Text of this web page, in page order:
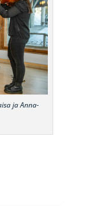
ja Anna-